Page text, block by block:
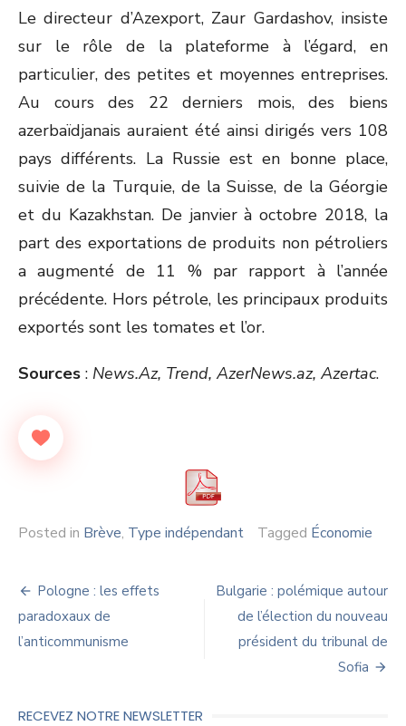
Le directeur d’Azexport, Zaur Gardashov, insiste
sur le rôle de la plateforme à l’égard, en
particulier, des petites et moyennes entreprises.
Au cours des 22 derniers mois, des biens
azerbaïdjanais auraient été ainsi dirigés vers 108
pays différents. La Russie est en bonne place,
suivie de la Turquie, de la Suisse, de la Géorgie
et du Kazakhstan. De janvier à octobre 2018, la
part des exportations de produits non pétroliers
a augmenté de 11 % par rapport à l’année
précédente. Hors pétrole, les principaux produits
exportés sont les tomates et l’or.
Sources : News.Az, Trend, AzerNews.az, Azertac.
Posted in Brève, Type indépendant Tagged Économie
Navigation
de
l’article
Pologne : les effets
paradoxaux de
l’anticommunisme
Bulgarie : polémique autour
de l’élection du nouveau
président du tribunal de
Sofia
RECEVEZ NOTRE NEWSLETTER